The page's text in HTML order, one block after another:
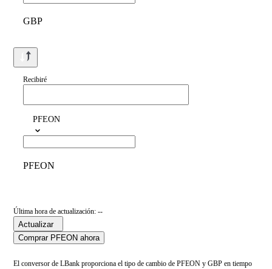
GBP
Recibiré
PFEON
PFEON
Última hora de actualización: --
Actualizar
Comprar PFEON ahora
El conversor de LBank proporciona el tipo de cambio de PFEON y GBP en tiempo